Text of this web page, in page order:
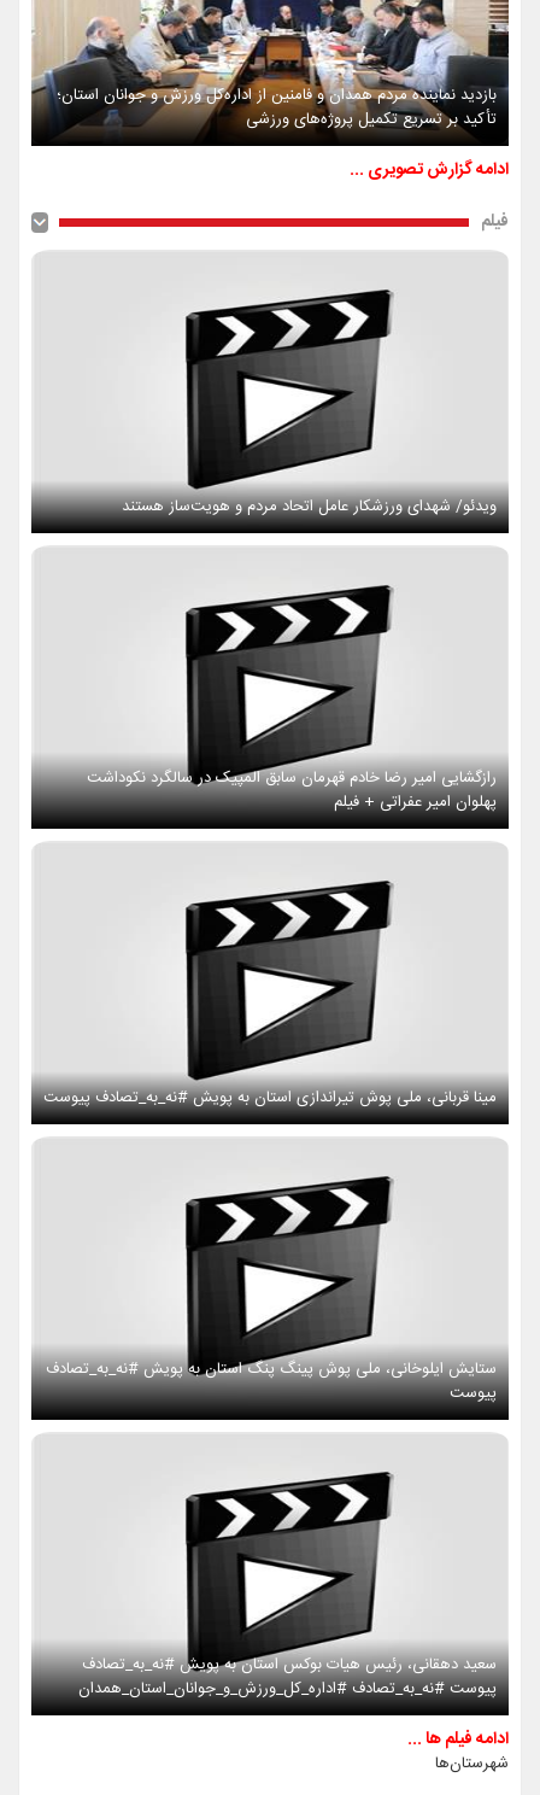
بازدید نماینده مردم همدان و فامنین از اداره‌کل ورزش و جوانان استان؛
تأکید بر تسریع تکمیل پروژه‌های ورزشی
ادامه گزارش تصویری ...
فیلم
ویدئو/ شهدای ورزشکار عامل اتحاد مردم و هویت‌ساز هستند
رازگشایی امیر رضا خادم قهرمان سابق المپیک در سالگرد نکوداشت
پهلوان امیر عفراتی + فیلم
مینا قربانی، ملی پوش تیراندازی استان به پویش #نه_به_تصادف پیوست
ستایش ایلوخانی، ملی پوش پینگ پنگ استان به پویش #نه_به_تصادف
پیوست
سعید دهقانی، رئیس هیات بوکس استان به پویش #نه_به_تصادف
پیوست #نه_به_تصادف #اداره_کل_ورزش_و_جوانان_استان_همدان
ادامه فیلم ها ...
شهرستان‌ها